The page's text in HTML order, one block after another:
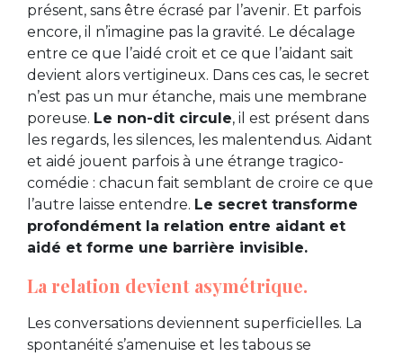
présent, sans être écrasé par l’avenir. Et parfois
encore, il n’imagine pas la gravité. Le décalage
entre ce que l’aidé croit et ce que l’aidant sait
devient alors vertigineux. Dans ces cas, le secret
n’est pas un mur étanche, mais une membrane
poreuse. Le non-dit circule, il est présent dans
les regards, les silences, les malentendus. Aidant
et aidé jouent parfois à une étrange tragico-
comédie : chacun fait semblant de croire ce que
l’autre laisse entendre. Le secret transforme
profondément la relation entre aidant et
aidé et forme une barrière invisible.
La relation devient asymétrique.
Les conversations deviennent superficielles. La
spontanéité s’amenuise et les tabous se